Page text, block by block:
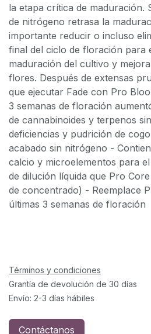
la etapa crítica de maduración.
de nitrógeno retrasa la
importante reducir o incluso
final del ciclo de floración para
maduración del cultivo y
flores. Después de extensas
que ejecutar Fade con Pro
3 semanas de floración
de cannabinoides y terpenos
deficiencias y pudrición de
acabado sin nitrógeno -
calcio y microelementos para
de dilución líquida que Pro
de concentrado) - Reemplace
últimas 3 semanas de floración
Términos y condiciones
Grantía de devolución de 30 días
Envío: 2-3 días hábiles
Contáctanos